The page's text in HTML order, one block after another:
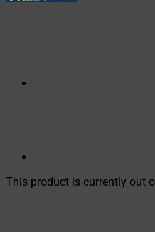
This product is currently out